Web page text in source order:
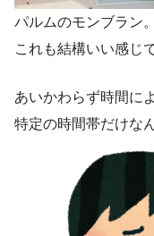
パルムのモンブラン。
これも結構いい感じ
あいかわらず時間に
特定の時間帯だけな